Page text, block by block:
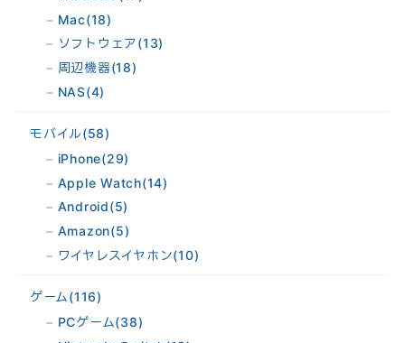
Mac(18)
ソフトウェア (13)
周辺機器(18)
NAS(4)
モバイル(58)
iPhone(29)
Apple Watch(14)
Android(5)
Amazon(5)
ワイヤレスイヤホン(10)
ゲーム(116)
PCゲーム(38)